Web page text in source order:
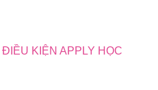
KIỆN APPLY HỌC